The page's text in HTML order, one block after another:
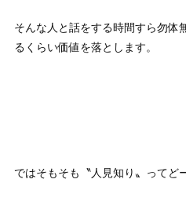
そんな人と話をする時間すら勿体
るくらい価値を落とします。
ではそもそも〝人見知り〟ってど